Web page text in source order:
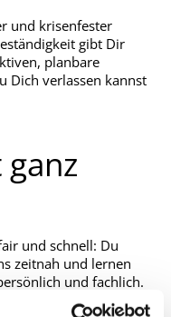
und krisenfester
gibt Dir
planbare
Dich verlassen kannst
und schnell: Du
zeitnah und lernen
und fachlich.
Team und